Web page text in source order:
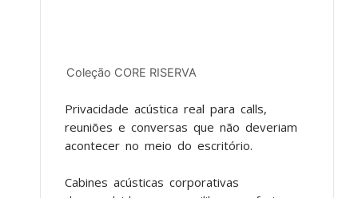
Coleção CORE RISERVA
Privacidade acústica real para calls,
reuniões e conversas que não deveriam
acontecer no meio do escritório.
Cabines acústicas corporativas